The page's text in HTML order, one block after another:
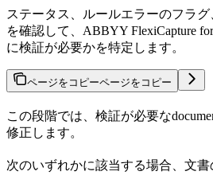
ステータス、ルールエラーのフラ
を確認して、ABBYY FlexiCapture
に検証が必要かを特定します。
ページをコピーページをコピー
この段階では、検証が必要な
修正します。
次のいずれかに該当する場合、文書